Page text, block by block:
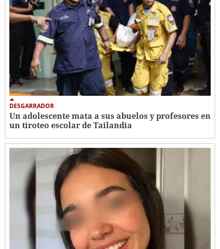
DESGARRADOR
Un adolescente mata a sus abuelos y profesores en
un tiroteo escolar de Tailandia